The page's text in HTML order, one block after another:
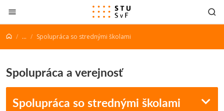
Prejsť na obsah
... Spolupráca so strednými školami
Spolupráca a verejnosť
Spolupráca so strednými školami